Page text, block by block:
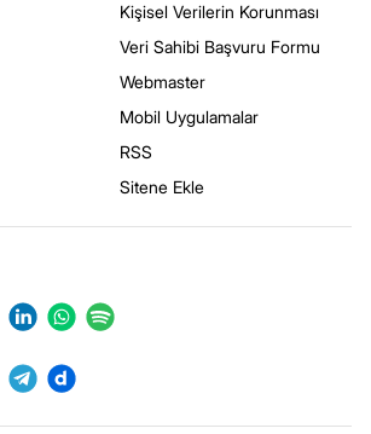
Kişisel Verilerin Korunması
Veri Sahibi Başvuru Formu
Webmaster
Mobil Uygulamalar
RSS
Sitene Ekle